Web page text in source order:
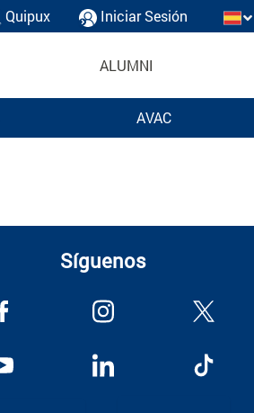
Quipux Iniciar Sesión
ALUMNI
AVAC
Síguenos